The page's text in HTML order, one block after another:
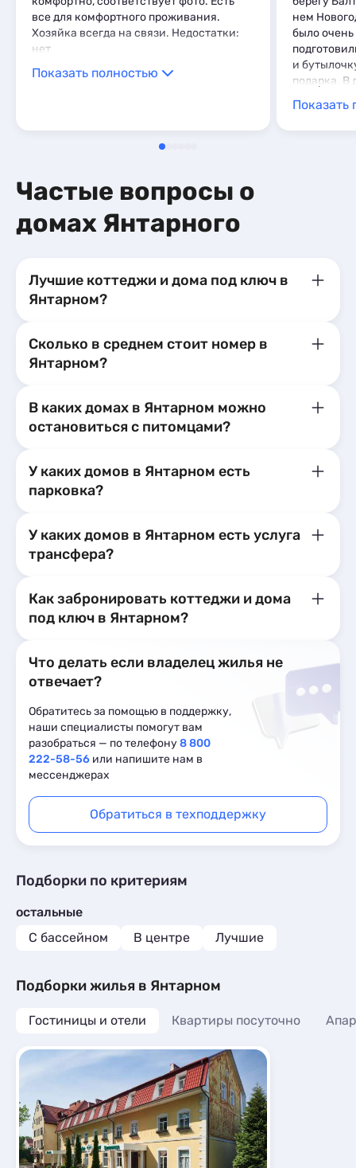
все для комфортного проживания.
Хозяйка всегда на связи. Недостатки:
нет
Показать полностью
нем
было очень
и
подарка. В
это
нашлись
вечно не
Показать
Частые вопросы о
домах Янтарного
Лучшие коттеджи и дома под ключ в
Янтарном?
Сколько в среднем стоит номер в
Янтарном?
В каких домах в Янтарном можно
остановиться с питомцами?
У каких домов в Янтарном есть
парковка?
У каких домов в Янтарном есть услуга
трансфера?
Как забронировать коттеджи и дома
под ключ в Янтарном?
Что делать если владелец жилья не
отвечает?
Обратитесь за помощью в поддержку,
наши специалисты помогут вам
разобраться — по телефону8 800
222-58-56 или напишите нам в
мессенджерах
Обратиться в техподдержку
Подборки по критериям
остальные
С бассейном
В центре Лучшие
Подборки жилья в Янтарном
Гостиницы и отели Квартиры посуточно